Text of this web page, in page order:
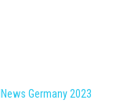
Germany 2023